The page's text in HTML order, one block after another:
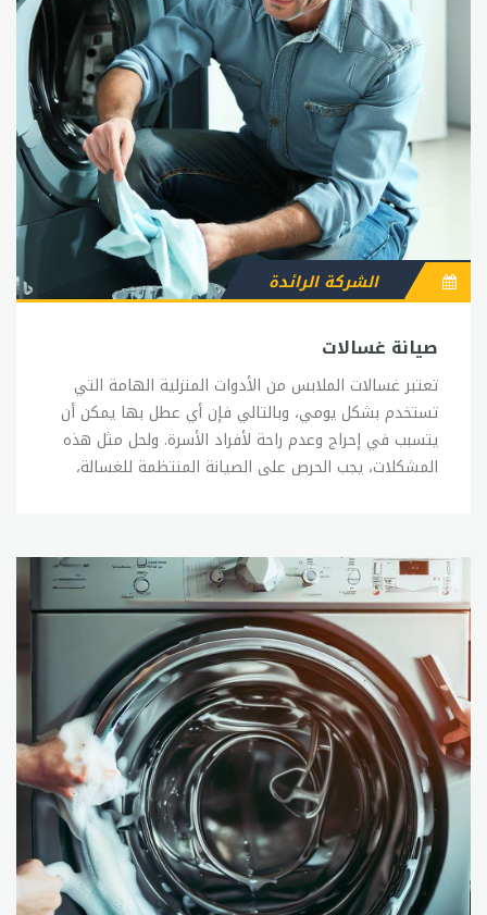
صيانة غسالات
الشركة الرائدة
تعتبر غسالات الملابس من الأدوات المنزلية الهامة التي
تستخدم بشكل يومي، وبالتالي فإن أي عطل بها يمكن أن
يتسبب في إحراج وعدم راحة لأفراد الأسرة. ولحل مثل هذه
المشكلات، يجب الحرص على الصيانة المنتظمة للغسالة،
ولكن في حالة عدم القدرة على إصلاح المشكلة، يجب
الاتصال ب sitename. الإصلاحات البسيطة التي يمكن
القيام بها بنفسك في حالة وجود أعطال بسيطة في
الغسالة تشمل: 1- فحص خراطيم المياه والتأكد من عدم
وجود تسربات أو تلف فيها. 2- فحص الفلاتر وتنظيفها
بانتظام. 3- فحص وتنظيف جهاز الصرف الصحي. 4- فحص
وتنظيف الأجزاء الداخلية للغسالة. 5- فحص الأسلاك
الكهربائية والتأكد من سلامتها. وفي حالة عدم القدرة
على إصلاح المشكلة بنفسك، يجب الاتصال ب sitename
لإصلاح الأعطال بشكل صحيح ودقيق. ويمكنك الاتصال
بخدمة العملاء للحصول على المساعدة في العثور على خبير
صيانة مؤهل. تصليح غسالات تعتبر صيانة الغسالات من
الخدمات الأساسية التي تقدمها sitename للأفراد